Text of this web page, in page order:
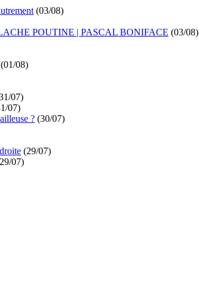
(03/08)
POUTINE | PASCAL BONIFACE (03/08)
(01/08)
07)
07)
? (30/07)
(29/07)
07)